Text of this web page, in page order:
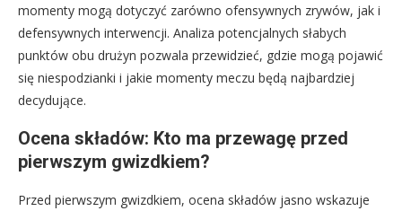
momenty mogą dotyczyć zarówno ofensywnych zrywów, jak i
defensywnych interwencji. Analiza potencjalnych słabych
punktów obu drużyn pozwala przewidzieć, gdzie mogą pojawić
się niespodzianki i jakie momenty meczu będą najbardziej
decydujące.
Ocena składów: Kto ma przewagę przed
pierwszym gwizdkiem?
Przed pierwszym gwizdkiem, ocena składów jasno wskazuje